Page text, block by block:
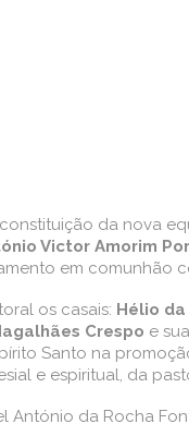
da nova
Victor Amorim
em comunhão
os casais: Hélio da
Crespo e
Santo na
e espiritual, da
António da Rocha